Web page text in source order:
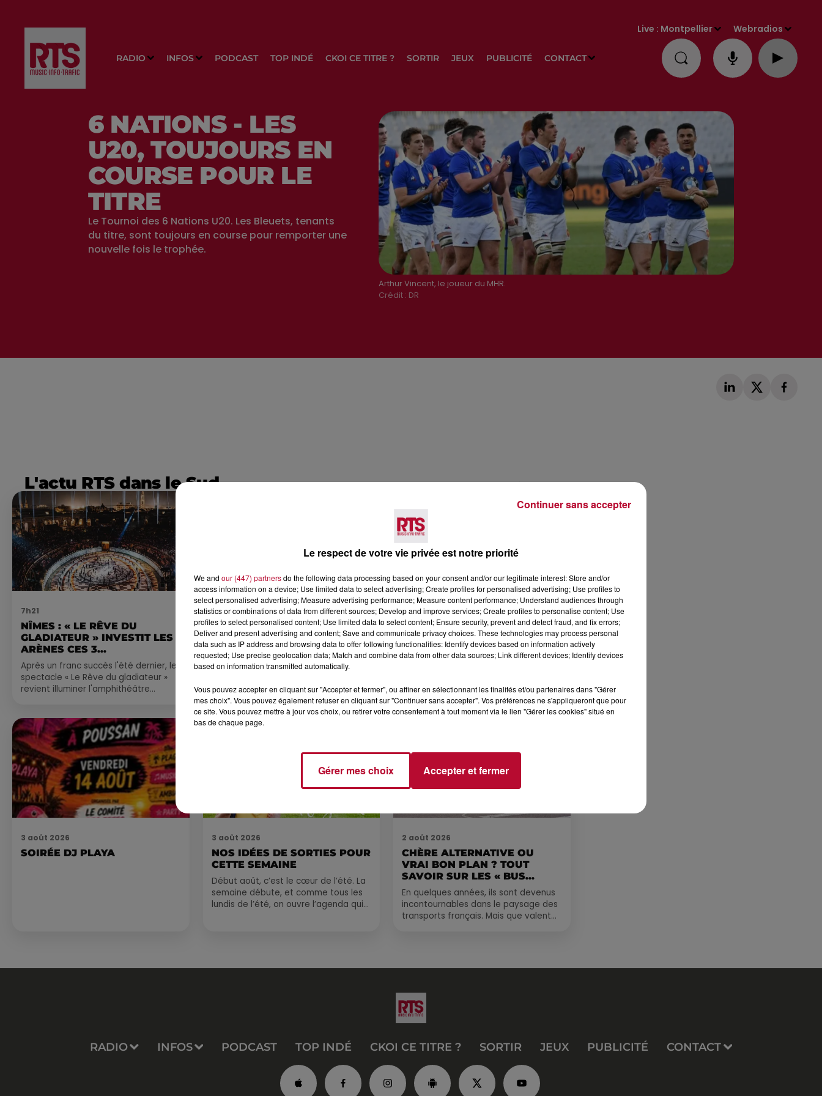
RADIO INFOS PODCAST TOP INDÉ CKOI CE TITRE ? SORTIR JEUX PUBLICITÉ CONTACT
Live : Montpellier Webradios
Arthur Vincent, le joueur du MHR.
Crédit : DR
6 NATIONS - LES
U20, TOUJOURS EN
COURSE POUR LE
TITRE
Le Tournoi des 6 Nations U20. Les Bleuets, tenants
du titre, sont toujours en course pour remporter une
nouvelle fois le trophée.
L'actu RTS dans le Sud Voir plus
7h21
NÎMES : « LE RÊVE DU
GLADIATEUR » INVESTIT LES
ARÈNES CES 3...
Après un franc succès l'été dernier, le
spectacle « Le Rêve du gladiateur »
revient illuminer l'amphithéâtre
4 août 2026
FÊTE DE LA POLYNÉSIE À
VILLEVEYRAC
4 août 2026
HÉRAULT, PYRÉNÉES-
ORIENTALES : TROIS SPOTS
DE SNORKELING À
EXPLORER...
pour observer la vie sous-marine. Cet
été, un masque, un tuba et une paire
de palmes...
3 août 2026
SOIRÉE DJ PLAYA
3 août 2026
NOS IDÉES DE SORTIES POUR
CETTE SEMAINE
Début août, c’est le cœur de l’été. La
semaine débute, et comme tous les
lundis de l’été, on ouvre l’agenda qui
2 août 2026
CHÈRE ALTERNATIVE OU
VRAI BON PLAN ? TOUT
SAVOIR SUR LES « BUS...
En quelques années, ils sont devenus
incontournables dans le paysage des
transports français. Mais que valent
RADIO INFOS PODCAST TOP INDÉ CKOI CE TITRE ? SORTIR JEUX PUBLICITÉ CONTACT
Le respect de votre vie privée est notre priorité
We and our (447) partnersdo the following data processing based on your consent and/or our legitimate interest: Store and/or
access information on a device; Use limited data to select advertising; Create profiles for personalised advertising; Use profiles to
select personalised advertising; Measure advertising performance; Measure content performance; Understand audiences through
statistics or combinations of data from different sources; Develop and improve services; Create profiles to personalise content; Use
profiles to select personalised content; Use limited data to select content; Ensure security, prevent and detect fraud, and fix errors;
Deliver and present advertising and content; Save and communicate privacy choices. These technologies may process personal
data such as IP address and browsing data to offer following functionalities: Identify devices based on information actively
requested; Use precise geolocation data; Match and combine data from other data sources; Link different devices; Identify devices
based on information transmitted automatically.
Vous pouvez accepter en cliquant sur "Accepter et fermer", ou affiner en sélectionnant les finalités et/ou partenaires dans "Gérer
mes choix". Vous pouvez également refuser en cliquant sur "Continuer sans accepter". Vos préférences ne s'appliqueront que pour
ce site. Vous pouvez mettre à jour vos choix, ou retirer votre consentement à tout moment via le lien "Gérer les cookies" situé en
bas de chaque page.
Gérer mes choix Accepter et fermer
Continuer sans accepter